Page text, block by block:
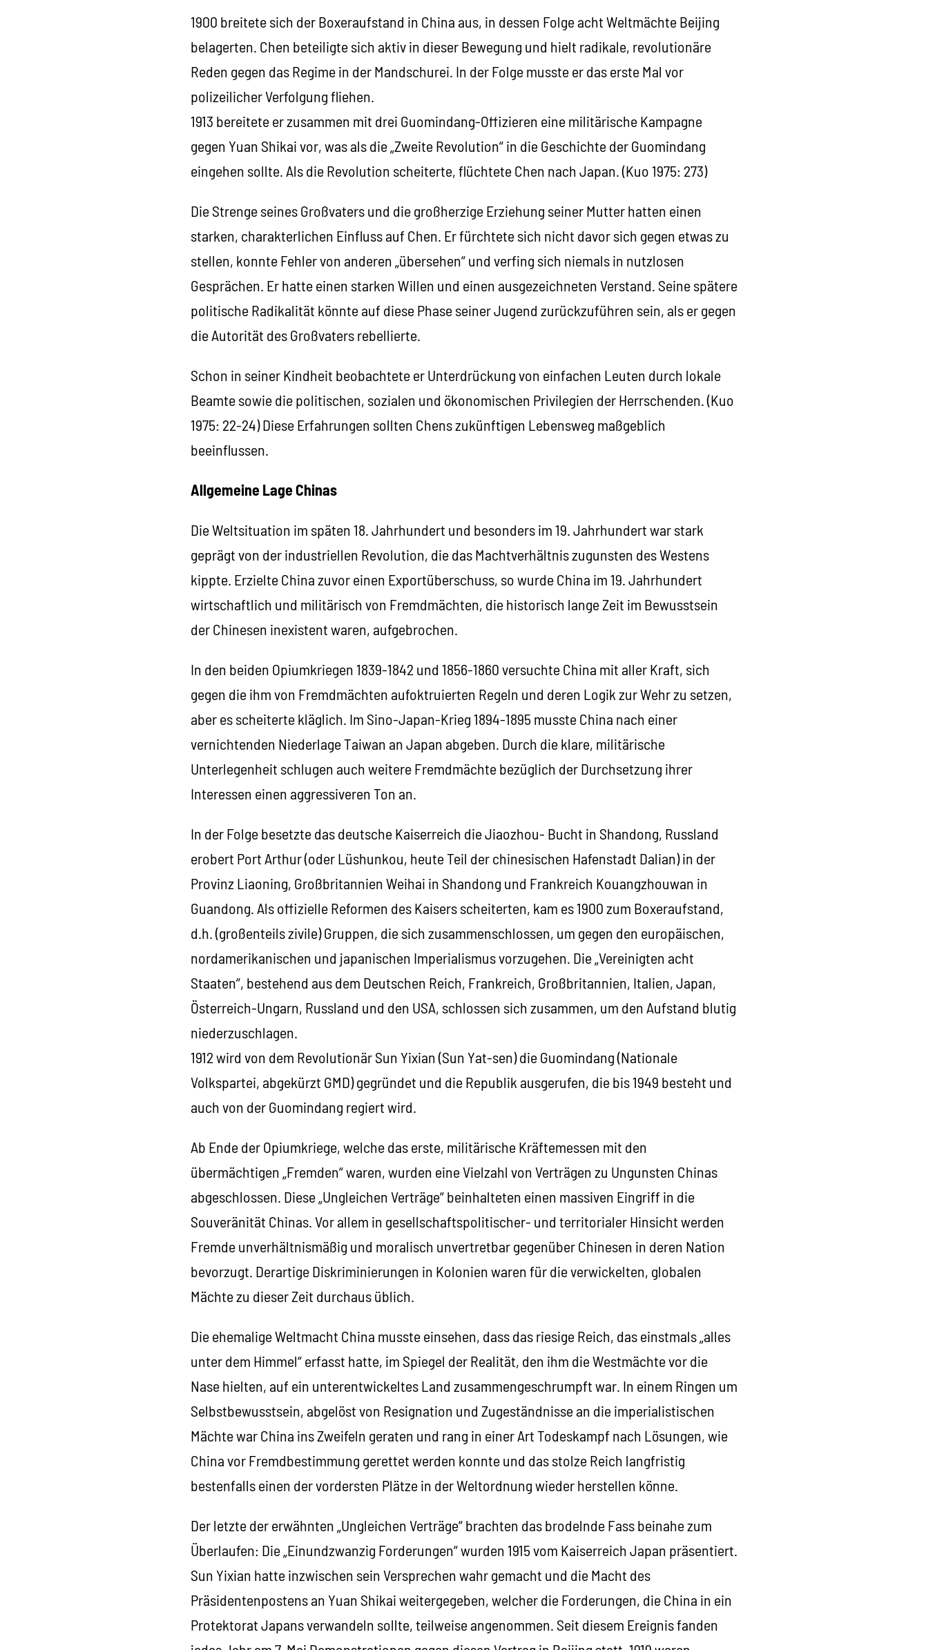
1900 breitete sich der Boxeraufstand in China aus, in dessen Folge acht Weltmächte Beijing
belagerten. Chen beteiligte sich aktiv in dieser Bewegung und hielt radikale, revolutionäre
Reden gegen das Regime in der Mandschurei. In der Folge musste er das erste Mal vor
polizeilicher Verfolgung fliehen.
1913 bereitete er zusammen mit drei Guomindang-Offizieren eine militärische Kampagne
gegen Yuan Shikai vor, was als die „Zweite Revolution“ in die Geschichte der Guomindang
eingehen sollte. Als die Revolution scheiterte, flüchtete Chen nach Japan. (Kuo 1975: 273)
Die Strenge seines Großvaters und die großherzige Erziehung seiner Mutter hatten einen
starken, charakterlichen Einfluss auf Chen. Er fürchtete sich nicht davor sich gegen etwas zu
stellen, konnte Fehler von anderen „übersehen“ und verfing sich niemals in nutzlosen
Gesprächen. Er hatte einen starken Willen und einen ausgezeichneten Verstand. Seine spätere
politische Radikalität könnte auf diese Phase seiner Jugend zurückzuführen sein, als er gegen
die Autorität des Großvaters rebellierte.
Schon in seiner Kindheit beobachtete er Unterdrückung von einfachen Leuten durch lokale
Beamte sowie die politischen, sozialen und ökonomischen Privilegien der Herrschenden. (Kuo
1975: 22-24) Diese Erfahrungen sollten Chens zukünftigen Lebensweg maßgeblich
beeinflussen.
Allgemeine Lage Chinas
Die Weltsituation im späten 18. Jahrhundert und besonders im 19. Jahrhundert war stark
geprägt von der industriellen Revolution, die das Machtverhältnis zugunsten des Westens
kippte. Erzielte China zuvor einen Exportüberschuss, so wurde China im 19. Jahrhundert
wirtschaftlich und militärisch von Fremdmächten, die historisch lange Zeit im Bewusstsein
der Chinesen inexistent waren, aufgebrochen.
In den beiden Opiumkriegen 1839-1842 und 1856-1860 versuchte China mit aller Kraft, sich
gegen die ihm von Fremdmächten aufoktruierten Regeln und deren Logik zur Wehr zu setzen,
aber es scheiterte kläglich. Im Sino-Japan-Krieg 1894-1895 musste China nach einer
vernichtenden Niederlage Taiwan an Japan abgeben. Durch die klare, militärische
Unterlegenheit schlugen auch weitere Fremdmächte bezüglich der Durchsetzung ihrer
Interessen einen aggressiveren Ton an.
In der Folge besetzte das deutsche Kaiserreich die Jiaozhou- Bucht in Shandong, Russland
erobert Port Arthur (oder Lüshunkou, heute Teil der chinesischen Hafenstadt Dalian) in der
Provinz Liaoning, Großbritannien Weihai in Shandong und Frankreich Kouangzhouwan in
Guandong. Als offizielle Reformen des Kaisers scheiterten, kam es 1900 zum Boxeraufstand,
d.h. (großenteils zivile) Gruppen, die sich zusammenschlossen, um gegen den europäischen,
nordamerikanischen und japanischen Imperialismus vorzugehen. Die „Vereinigten acht
Staaten“, bestehend aus dem Deutschen Reich, Frankreich, Großbritannien, Italien, Japan,
Österreich-Ungarn, Russland und den USA, schlossen sich zusammen, um den Aufstand blutig
niederzuschlagen.
1912 wird von dem Revolutionär Sun Yixian (Sun Yat-sen) die Guomindang (Nationale
Volkspartei, abgekürzt GMD) gegründet und die Republik ausgerufen, die bis 1949 besteht und
auch von der Guomindang regiert wird.
Ab Ende der Opiumkriege, welche das erste, militärische Kräftemessen mit den
übermächtigen „Fremden“ waren, wurden eine Vielzahl von Verträgen zu Ungunsten Chinas
abgeschlossen. Diese „Ungleichen Verträge“ beinhalteten einen massiven Eingriff in die
Souveränität Chinas. Vor allem in gesellschaftspolitischer- und territorialer Hinsicht werden
Fremde unverhältnismäßig und moralisch unvertretbar gegenüber Chinesen in deren Nation
bevorzugt. Derartige Diskriminierungen in Kolonien waren für die verwickelten, globalen
Mächte zu dieser Zeit durchaus üblich.
Die ehemalige Weltmacht China musste einsehen, dass das riesige Reich, das einstmals „alles
unter dem Himmel“ erfasst hatte, im Spiegel der Realität, den ihm die Westmächte vor die
Nase hielten, auf ein unterentwickeltes Land zusammengeschrumpft war. In einem Ringen um
Selbstbewusstsein, abgelöst von Resignation und Zugeständnisse an die imperialistischen
Mächte war China ins Zweifeln geraten und rang in einer Art Todeskampf nach Lösungen, wie
China vor Fremdbestimmung gerettet werden konnte und das stolze Reich langfristig
bestenfalls einen der vordersten Plätze in der Weltordnung wieder herstellen könne.
Der letzte der erwähnten „Ungleichen Verträge“ brachten das brodelnde Fass beinahe zum
Überlaufen: Die „Einundzwanzig Forderungen“ wurden 1915 vom Kaiserreich Japan präsentiert.
Sun Yixian hatte inzwischen sein Versprechen wahr gemacht und die Macht des
Präsidentenpostens an Yuan Shikai weitergegeben, welcher die Forderungen, die China in ein
Protektorat Japans verwandeln sollte, teilweise angenommen. Seit diesem Ereignis fanden